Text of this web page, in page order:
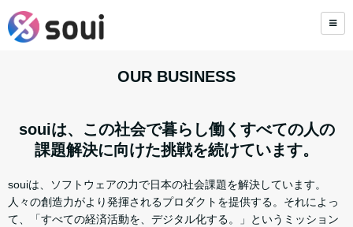
OUR BUSINESS
souiは、この社会で暮らし働くすべての人の
課題解決に向けた挑戦を続けています。
souiは、ソフトウェアの力で日本の社会課題を解決しています。
人々の創造力がより発揮されるプロダクトを提供する。それによっ
て、「すべての経済活動を、デジタル化する。」というミッション